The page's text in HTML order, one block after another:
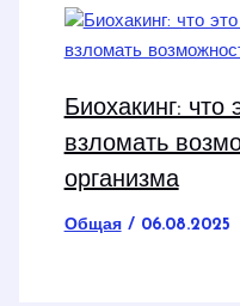
Биохакинг: что
взломать
организма
Общая/ 06.08.2025